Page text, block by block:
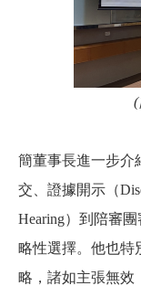
(
簡董事長進一步介
交、證據開示（
Hearing）到陪審
略性選擇。他也特
略，諸如主張無效